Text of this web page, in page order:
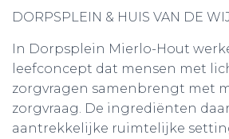
DORPSPLEIN & HUIS VAN DE
In Dorpsplein Mierlo-Hout
leefconcept dat mensen met
zorgvragen samenbrengt met
zorgvraag. De ingrediënten
aantrekkelijke ruimtelijke